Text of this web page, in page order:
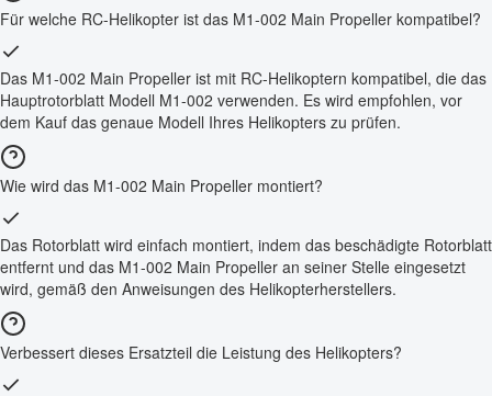
Für welche RC-Helikopter ist das M1-002 Main Propeller kompatibel?
Das M1-002 Main Propeller ist mit RC-Helikoptern kompatibel, die das
Hauptrotorblatt Modell M1-002 verwenden. Es wird empfohlen, vor
dem Kauf das genaue Modell Ihres Helikopters zu prüfen.
Wie wird das M1-002 Main Propeller montiert?
Das Rotorblatt wird einfach montiert, indem das beschädigte Rotorblatt
entfernt und das M1-002 Main Propeller an seiner Stelle eingesetzt
wird, gemäß den Anweisungen des Helikopterherstellers.
Verbessert dieses Ersatzteil die Leistung des Helikopters?